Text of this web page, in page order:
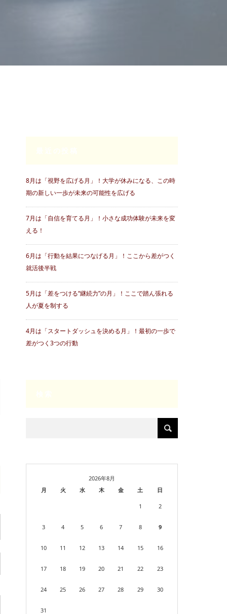
8月は「視野を広げる月」！大学が休みになる、この時
期の新しい一歩が未来の可能性を広げる
7月は「自信を育てる月」！小さな成功体験が未来を変
える！
6月は「行動を結果につなげる月」！ここから差がつく
就活後半戦
5月は「差をつける“継続力”の月」！ここで踏ん張れる
人が夏を制する
4月は「スタートダッシュを決める月」！最初の一歩で
差がつく3つの行動
2026年8月
月
火 水 木 金 土 日
1 2
3 4 5 6 7 8 9
10 11 12 13 14 15 16
17 18 19 20 21 22 23
24 25 26 27 28 29 30
31